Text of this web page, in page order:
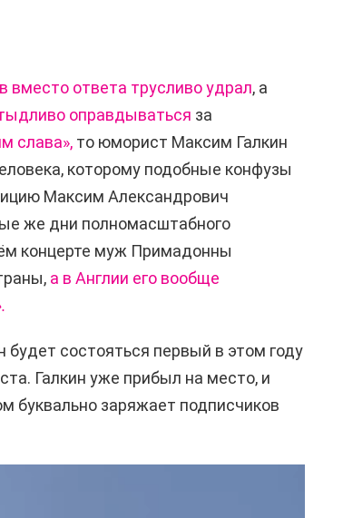
вместо ответа трусливо удрал, а
оправдываться за
слава», то юморист Максим Галкин
которому подобные конфузы
Максим Александрович
же дни полномасштабного
концерте муж Примадонны
а в Англии его вообще
состояться первый в этом году
Галкин уже прибыл на место, и
буквально заряжает подписчиков